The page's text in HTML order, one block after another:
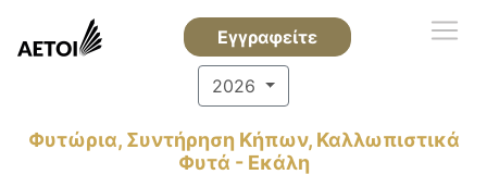
Εγγραφείτε
2026
Φυτώρια, Συντήρηση Κήπων, Καλλωπιστικά
Φυτά - Εκάλη